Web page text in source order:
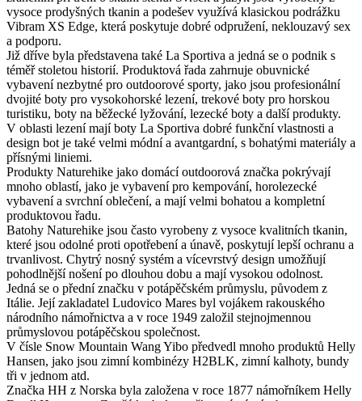
vysoce prodyšných tkanin a podešev využívá klasickou podrážku
Vibram XS Edge, která poskytuje dobré odpružení, neklouzavý sex
a podporu.
Již dříve byla představena také La Sportiva a jedná se o podnik s
téměř stoletou historií. Produktová řada zahrnuje obuvnické
vybavení nezbytné pro outdoorové sporty, jako jsou profesionální
dvojité boty pro vysokohorské lezení, trekové boty pro horskou
turistiku, boty na běžecké lyžování, lezecké boty a další produkty.
V oblasti lezení mají boty La Sportiva dobré funkční vlastnosti a
design bot je také velmi módní a avantgardní, s bohatými materiály a
přísnými liniemi.
Produkty Naturehike jako domácí outdoorová značka pokrývají
mnoho oblastí, jako je vybavení pro kempování, horolezecké
vybavení a svrchní oblečení, a mají velmi bohatou a kompletní
produktovou řadu.
Batohy Naturehike jsou často vyrobeny z vysoce kvalitních tkanin,
které jsou odolné proti opotřebení a únavě, poskytují lepší ochranu a
trvanlivost. Chytrý nosný systém a vícevrstvý design umožňují
pohodlnější nošení po dlouhou dobu a mají vysokou odolnost.
Jedná se o přední značku v potápěčském průmyslu, původem z
Itálie. Její zakladatel Ludovico Mares byl vojákem rakouského
národního námořnictva a v roce 1949 založil stejnojmennou
průmyslovou potápěčskou společnost.
V čísle Snow Mountain Wang Yibo předvedl mnoho produktů Helly
Hansen, jako jsou zimní kombinézy H2BLK, zimní kalhoty, bundy
tři v jednom atd.
Značka HH z Norska byla založena v roce 1877 námořníkem Helly